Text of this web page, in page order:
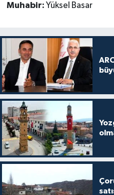
Muhabir: Yüksel Basar